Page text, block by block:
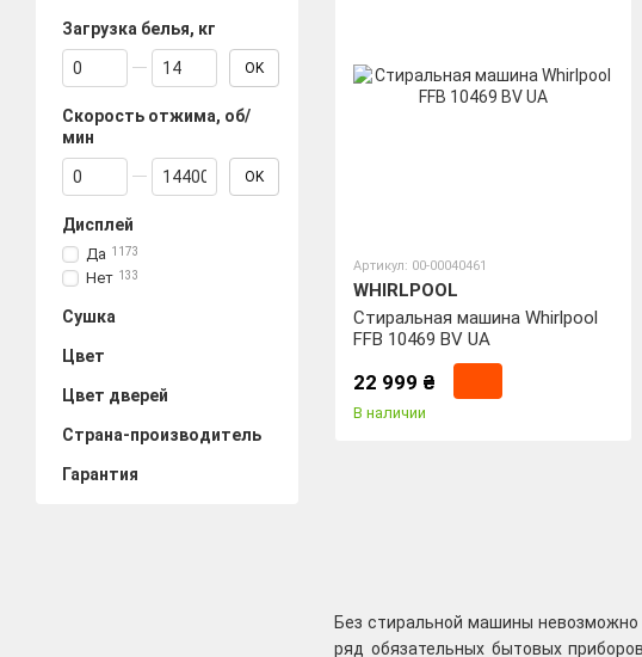
Без стиральной машины невозможно
ряд обязательных бытовых
Артикул: 00-00040461
WHIRLPOOL
Стиральная машина Whirlpool
FFB 10469 BV UA
22 999 ₴
В наличии
Загрузка белья, кг
От Загрузка белья, кг
До Загрузка белья, кг OK
Скорость отжима, об/
мин
От Скорость отжима, об/мин
До Скорость отжима, об/мин
OK
Дисплей
Да 1173
Нет 133
Сушка
Цвет
Цвет дверей
Страна-производитель
Гарантия